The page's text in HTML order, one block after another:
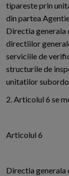
tipareste prin
din partea
Directia generala
directiilor
serviciile de
structurile de
unitatilor
2. Articolul 6 se
Articolul 6
Directia